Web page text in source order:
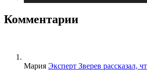
Комментарии
Мария Эксперт Зверев рассказал,